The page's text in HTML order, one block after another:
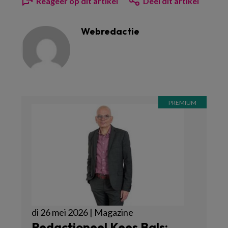
Webredactie
di 26 mei 2026 | Magazine